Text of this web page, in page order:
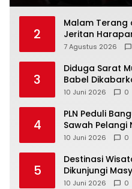
2
Malam Terang
Jeritan
Tengah untuk
7 Agustus 2026
3
‎Diduga Sarat
Babel
10 Juni 2026 0
4
‎PLN Peduli
Sawah Pelangi
10 Juni 2026 0
5
‎Destinasi
Dikunjungi
Akhir Pekan
10 Juni 2026 0